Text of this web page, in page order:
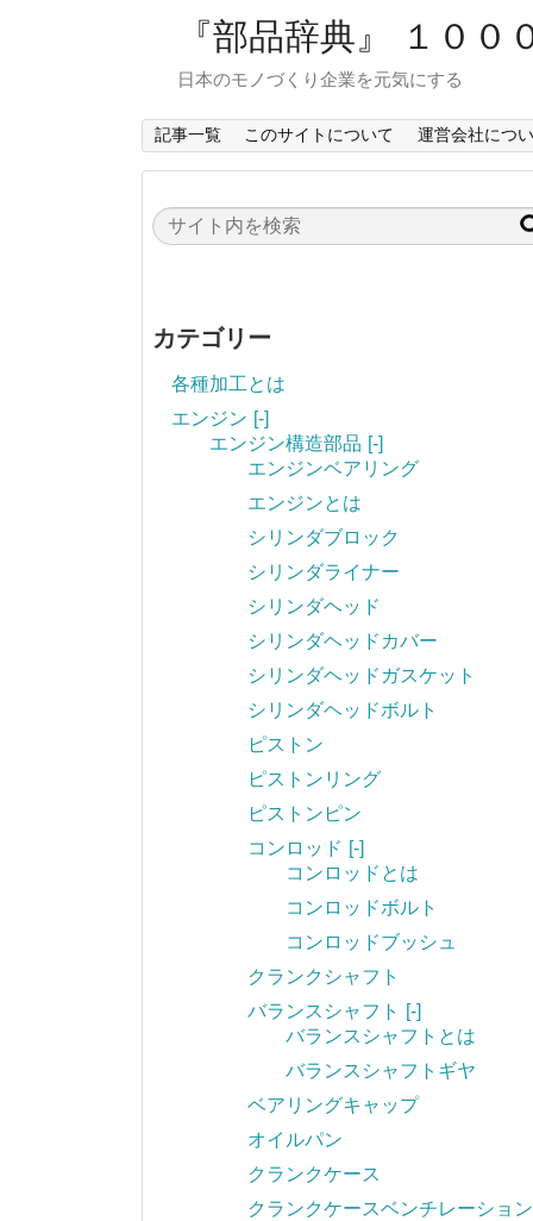
『部品辞典』 １０
日本のモノづくり企業を元気にする
記事一覧 このサイトについて 運営会社につ
カテゴリー
各種加工とは
エンジン [-]
エンジン構造部品 [-]
エンジンベアリング
エンジンとは
シリンダブロック
シリンダライナー
シリンダヘッド
シリンダヘッドカバー
シリンダヘッドガスケット
シリンダヘッドボルト
ピストン
ピストンリング
ピストンピン
コンロッド [-]
コンロッドとは
コンロッドボルト
コンロッドブッシュ
クランクシャフト
バランスシャフト
[-]
バランスシャフトとは
バランスシャフトギヤ
ベアリングキャップ
オイルパン
クランクケース
クランクケースベンチレーショ